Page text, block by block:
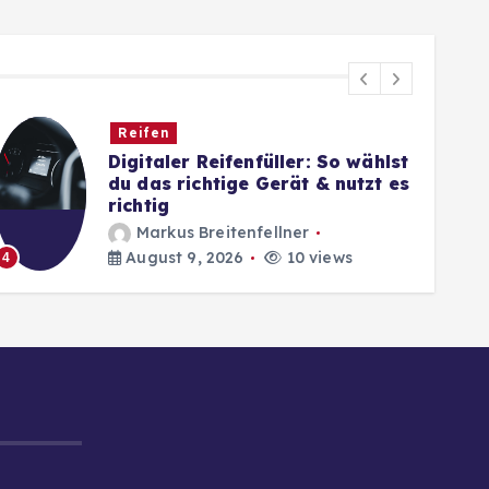
4
Reifen
Digitaler Reifenfüller: So wählst
du das richtige Gerät & nutzt es
richtig
Markus Breitenfellner
August 9, 2026
10 views